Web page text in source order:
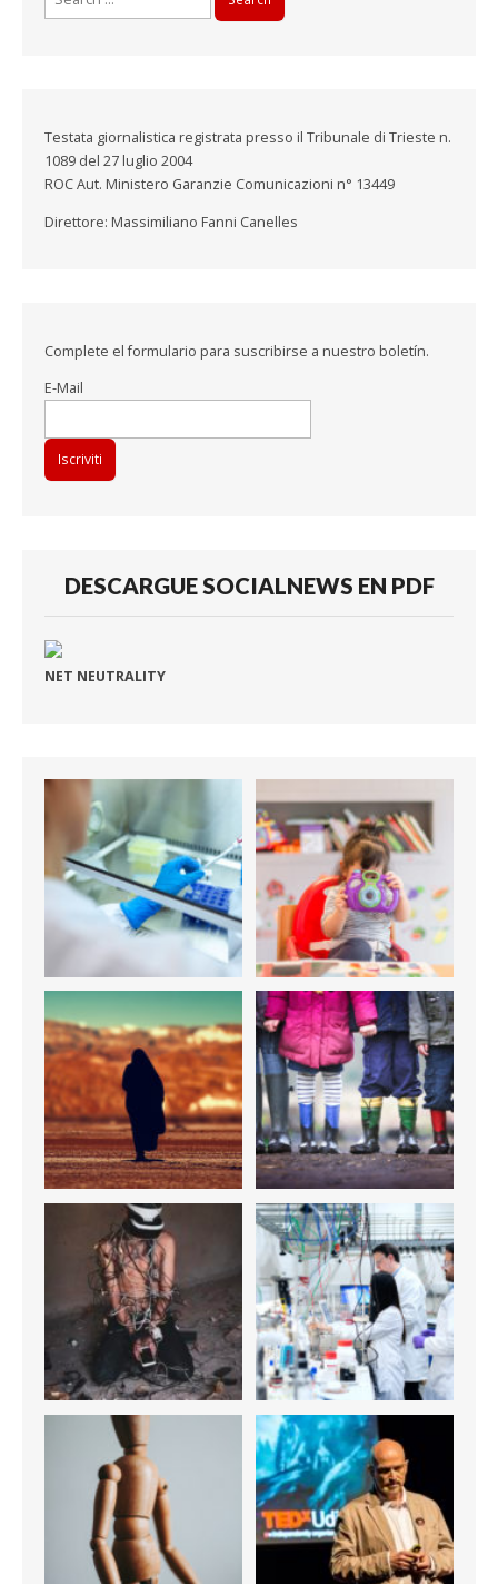
Testata giornalistica registrata presso il Tribunale di Trieste n.
1089 del 27 luglio 2004
ROC Aut. Ministero Garanzie Comunicazioni n° 13449
Direttore: Massimiliano Fanni Canelles
Complete el formulario para suscribirse a nuestro boletín.
E-Mail
DESCARGUE SOCIALNEWS EN PDF
NET NEUTRALITY